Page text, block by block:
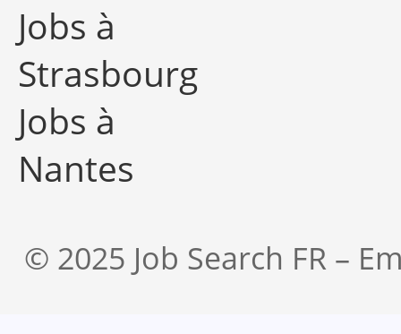
Jobs à
Strasbourg
Jobs à
Nantes
© 2025 Job Search FR –